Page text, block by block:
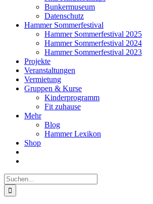
Bunkermuseum
Datenschutz
Hammer Sommerfestival
Hammer Sommerfestival 2025
Hammer Sommerfestival 2024
Hammer Sommerfestival 2023
Projekte
Veranstaltungen
Vermietung
Gruppen & Kurse
Kinderprogramm
Fit zuhause
Mehr
Blog
Hammer Lexikon
Shop
Suche
nach: